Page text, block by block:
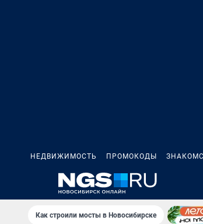
НЕДВИЖИМОСТЬ ПРОМОКОДЫ
Как строили мосты в Новосибирске